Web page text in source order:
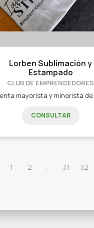
Lorben Sublimación y
Estampado
CLUB DE EMPRENDEDORES
CONSULTAR
1 2 31 32